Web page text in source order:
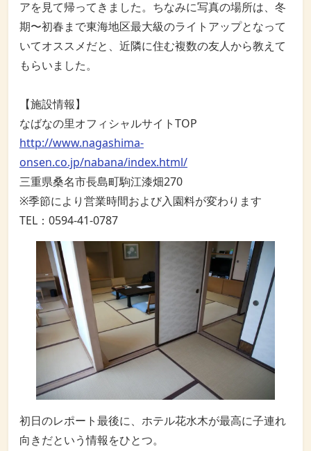
アを見て帰ってきました。ちなみに写真の場所は、冬
期〜初春まで東海地区最大級のライトアップとなって
いてオススメだと、近隣に住む複数の友人から教えて
もらいました。
【施設情報】
なばなの里オフィシャルサイトTOP
http://www.nagashima-
onsen.co.jp/nabana/index.html/
三重県桑名市長島町駒江漆畑270
※季節により営業時間および入園料が変わります
TEL：0594-41-0787
初日のレポート最後に、ホテル花水木が最高に子連れ
向きだという情報をひとつ。